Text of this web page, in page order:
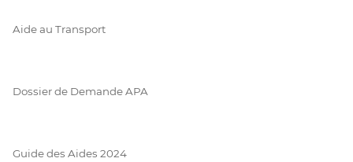
Aide au Transport
Dossier de Demande APA
Guide des Aides 2024